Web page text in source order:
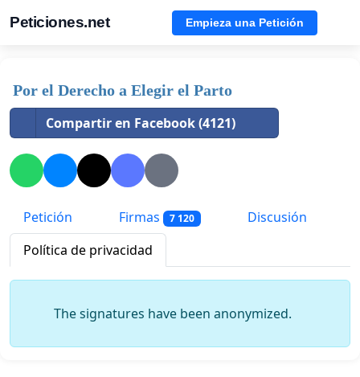
Peticiones.net Empieza una Petición
Por el Derecho a Elegir el Parto
Compartir en Facebook (4121)
Petición Firmas 7 120
Discusión
Política de privacidad
The signatures have been anonymized.